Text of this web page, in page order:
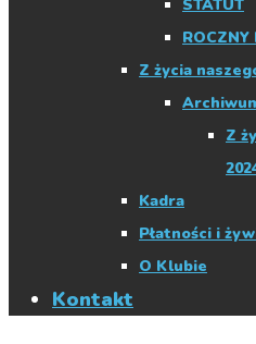
STATUT
ROCZNY
Z życia
Z
Kadra
Płatności i
O Klubie
Kontakt